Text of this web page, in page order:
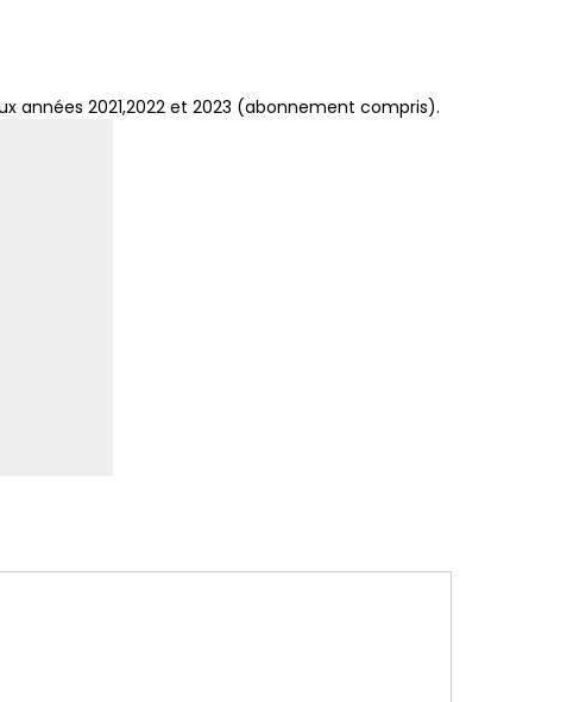
années 2021,2022 et 2023 (abonnement compris).